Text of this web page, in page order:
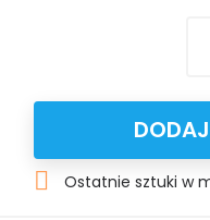
 Ostatnie sztuki w